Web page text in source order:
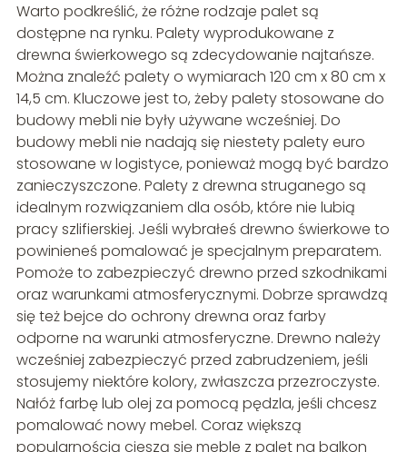
Warto podkreślić, że różne rodzaje palet są
dostępne na rynku. Palety wyprodukowane z
drewna świerkowego są zdecydowanie najtańsze.
Można znaleźć palety o wymiarach 120 cm x 80 cm x
14,5 cm. Kluczowe jest to, żeby palety stosowane do
budowy mebli nie były używane wcześniej. Do
budowy mebli nie nadają się niestety palety euro
stosowane w logistyce, ponieważ mogą być bardzo
zanieczyszczone. Palety z drewna struganego są
idealnym rozwiązaniem dla osób, które nie lubią
pracy szlifierskiej. Jeśli wybrałeś drewno świerkowe to
powinieneś pomalować je specjalnym preparatem.
Pomoże to zabezpieczyć drewno przed szkodnikami
oraz warunkami atmosferycznymi. Dobrze sprawdzą
się też bejce do ochrony drewna oraz farby
odporne na warunki atmosferyczne. Drewno należy
wcześniej zabezpieczyć przed zabrudzeniem, jeśli
stosujemy niektóre kolory, zwłaszcza przezroczyste.
Nałóż farbę lub olej za pomocą pędzla, jeśli chcesz
pomalować nowy mebel. Coraz większą
popularnością cieszą się meble z palet na balkon